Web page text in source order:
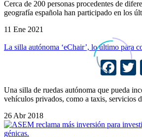
Cerca de 200 personas procedentes de
geografía española han participado en los
11 Ene 2021
La silla autónoma ‘eChair’, lo último para
Una silla de ruedas autónoma que pueda
vehículos privados, como a taxis, servicios
26 Abr 2018